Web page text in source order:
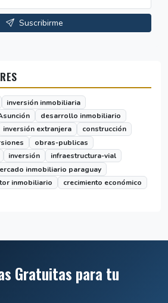
Suscribirme
inversión inmobiliaria
desarrollo inmobiliario
inversión extranjera
construcción
obras-publicas
inversión
infraestructura-vial
inmobiliario paraguay
inmobiliario
crecimiento económico
Gratuitas para tu